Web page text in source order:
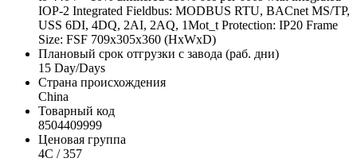
IOP-2 Integrated Fieldbus: MODBUS RTU, BACnet MS/TP,
USS 6DI, 4DQ, 2AI, 2AQ, 1Mot_t Protection: IP20 Frame
Size: FSF 709x305x360 (HxWxD)
Плановый срок отгрузки с завода (раб. дни)
15 Day/Days
Страна происхождения
China
Товарный код
8504409999
Ценовая группа
4C / 357